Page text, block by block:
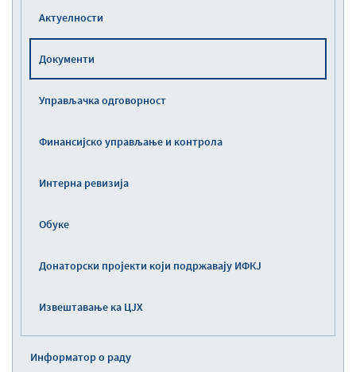
Актуелности
Документи
Управљaчка одговорност
Финансијско управљање и контрола
Интерна ревизија
Обуке
Донаторски пројекти који подржавају ИФКЈ
Извештавање ка ЦЈХ
Информатор о раду